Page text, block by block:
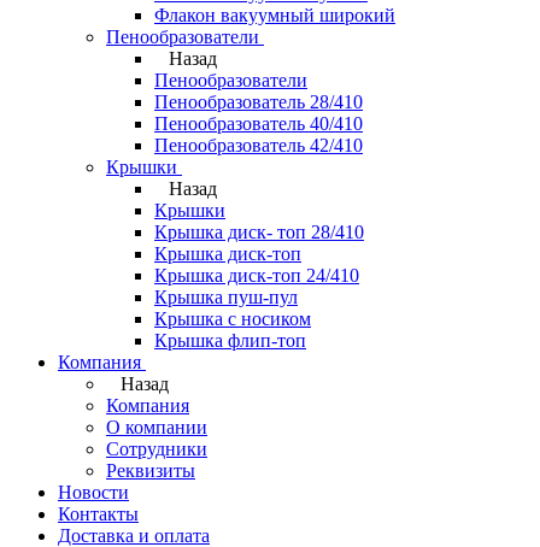
Флакон вакуумный широкий
Пенообразователи
Назад
Пенообразователи
Пенообразователь 28/410
Пенообразователь 40/410
Пенообразователь 42/410
Крышки
Назад
Крышки
Крышка диск- топ 28/410
Крышка диск-топ
Крышка диск-топ 24/410
Крышка пуш-пул
Крышка с носиком
Крышка флип-топ
Компания
Назад
Компания
О компании
Сотрудники
Реквизиты
Новости
Контакты
Доставка и оплата